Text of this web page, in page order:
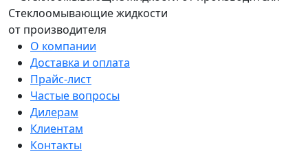
Стеклоомывающие жидкости
от производителя
О компании
Доставка и оплата
Прайс-лист
Частые вопросы
Дилерам
Клиентам
Контакты